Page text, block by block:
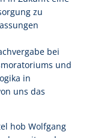
zu
bei
und
in
uns das
hob Wolfgang